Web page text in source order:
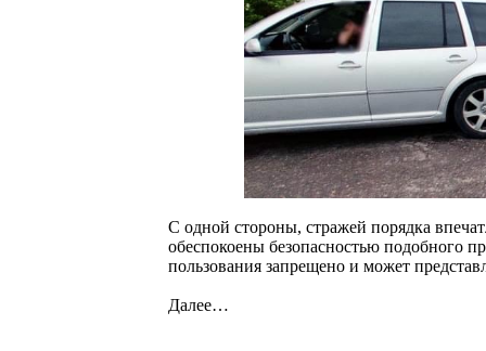
С одной стороны, стражей порядка
обеспокоены безопасностью подобного
пользования запрещено и может
Далее…